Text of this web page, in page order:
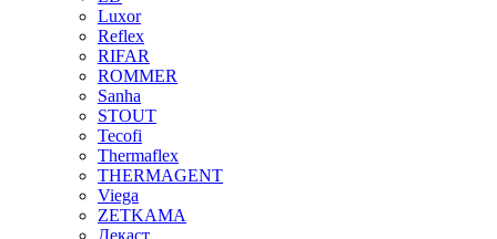
Luxor
Reflex
RIFAR
ROMMER
Sanha
STOUT
Tecofi
Thermaflex
THERMAGENT
Viega
ZETKAMA
Декаст